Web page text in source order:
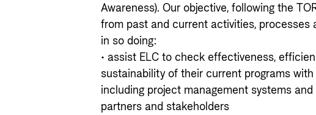
Awareness). Our objective, following the
from past and current activities, processes
in so doing:
• assist ELC to check effectiveness,
sustainability of their current programs
including project management systems
partners and stakeholders